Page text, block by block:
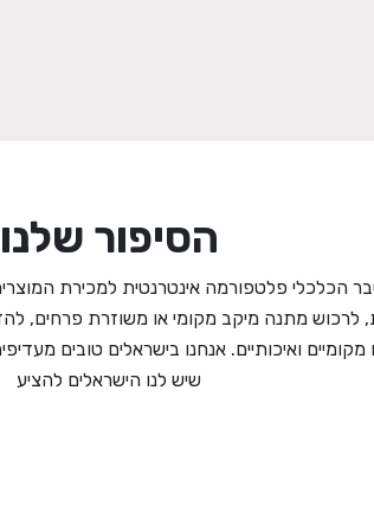
הסיפור שלנו
הכלכלי פלטפורמה אינטרנטית למכירת
לרכוש מתנה מיקב מקומי או משוזרת
ואיכותיים. אנחנו בישראלים טובים
שיש לנו הישראלים להציע